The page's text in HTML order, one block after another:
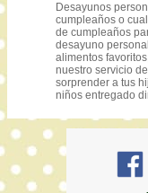
Desayunos
cumpleaños o
de cumpleaños
desayuno
alimentos
nuestro servicio
sorprender a tus
niños entregado